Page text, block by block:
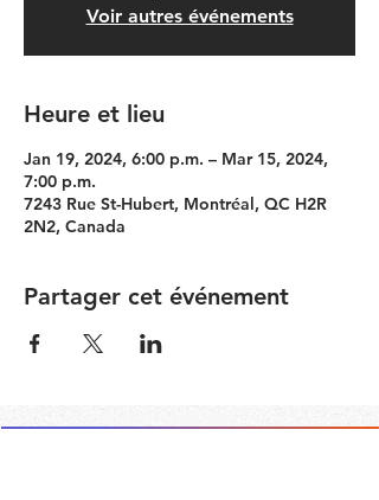
Voir autres événements
Heure et lieu
Jan 19, 2024, 6:00 p.m. – Mar 15, 2024,
7:00 p.m.
7243 Rue St-Hubert, Montréal, QC H2R
2N2, Canada
Partager cet événement